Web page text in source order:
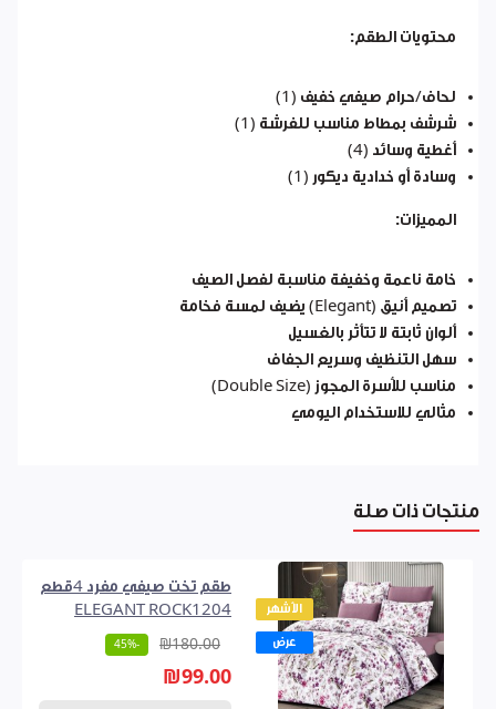
محتويات الطقم:
لحاف/حرام صيفي خفيف (1)
شرشف بمطاط مناسب للفرشة (1)
أغطية وسائد (4)
وسادة أو خدادية ديكور (1)
المميزات:
خامة ناعمة وخفيفة مناسبة لفصل الصيف
تصميم أنيق (Elegant) يضيف لمسة فخامة
ألوان ثابتة لا تتأثر بالغسيل
سهل التنظيف وسريع الجفاف
مناسب للأسرة المجوز (Double Size)
مثالي للاستخدام اليومي
منتجات ذات صلة
الأشهر
عرض
طقم تخت صيفي مفرد 4قطع
ELEGANT ROCK1204
₪180.00
-45%
₪99.00